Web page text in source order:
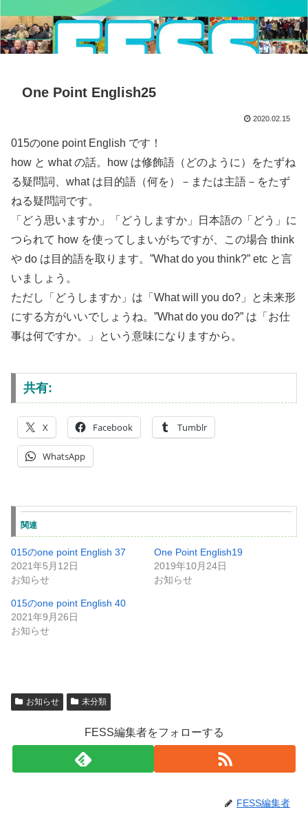
One Point English25
2020.02.15
015のone point English です！
how と what の話。how は修飾語（どのように）をたずね
る疑問詞、what は目的語（何を）－または主語－をたず
ねる疑問詞です。
「どう思いますか」「どうしますか」日本語の「どう」に
つられて how を使ってしまいがちですが、この場合 think
や do は目的語を取ります。”What do you think?” etc と言
いましょう。
ただし「どうしますか」は「What will you do?」と未来形
にする方がいいでしょうね。”What do you do?” は「お仕
事は何ですか。」という意味になりますから。
共有:
X Facebook Tumblr
WhatsApp
関連
015のone point English 37
2021年5月12日
お知らせ
One Point English19
2019年10月24日
お知らせ
015のone point English 40
2021年9月26日
お知らせ
お知らせ 未分類
FESS編集者をフォローする
FESS編集者